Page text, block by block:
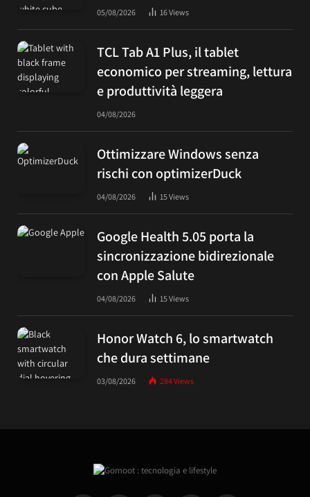
05/08/2026 16Views
TCL Tab A1 Plus, il tablet
economico per streaming, lettura
e produttività leggera
04/08/2026
Ottimizzare Windows senza
rischi con optimizerDuck
04/08/2026 15Views
Google Health 5.05 porta la
sincronizzazione bidirezionale
con Apple Salute
04/08/2026 15Views
Honor Watch 6, lo smartwatch
che dura settimane
03/08/2026 284Views